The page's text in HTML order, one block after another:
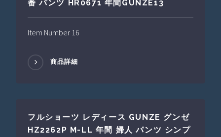
番 パンツ HR0671 年間GUNZE13
Item Number 16
商品詳細
フルショーツ レディース GUNZE グンゼ
HZ2262P M-LL 年間 婦人 パンツ シンプ